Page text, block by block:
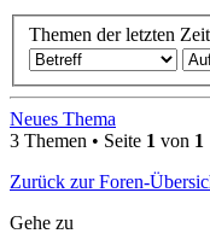
Themen der letzten
Neues Thema
3 Themen • Seite 1 von 1
Zurück zur Foren-
Gehe zu